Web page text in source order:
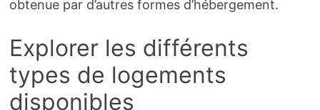
obtenue par d’autres formes d’hébergement.
Explorer les différents
types de logements
disponibles